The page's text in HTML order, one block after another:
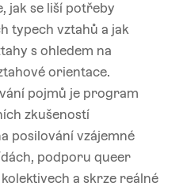
jak se liší potřeby
typech vztahů a jak
s ohledem na
orientace.
pojmů je program
zkušeností
posilování vzájemné
podporu queer
a skrze reálné